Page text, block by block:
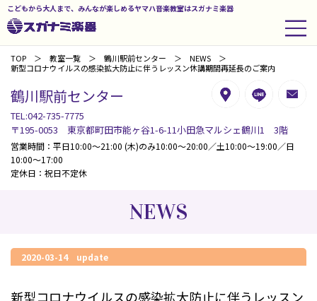
こどもから大人まで、みんなが楽しめるヤマハ音楽教室はスガナミ楽器
TOP 教室一覧 鶴川駅前センター
NEWS
新型コロナウイルスの感染拡大防止に伴うレッスン休講期間再延長のご案内
鶴川駅前センター
TEL:042-735-7775
〒195-0053 東京都町田市能ヶ谷1-6-11小田急マルシェ鶴川1 3階
営業時間：平日10:00～21:00 (木)のみ10:00～20:00／土10:00～19:00／日
10:00～17:00
定休日：祝日不定休
NEWS
2020-03-14 update
新型コロナウイルスの感染拡大防止に伴うレッスン